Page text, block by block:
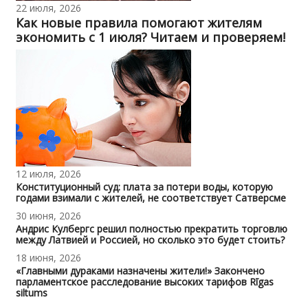
22 июля, 2026
Как новые правила помогают жителям
экономить с 1 июля? Читаем и проверяем!
12 июля, 2026
Конституционный суд: плата за потери воды, которую
годами взимали с жителей, не соответствует Сатверсме
30 июня, 2026
Андрис Кулбергс решил полностью прекратить торговлю
между Латвией и Россией, но сколько это будет стоить?
18 июня, 2026
«Главными дураками назначены жители!» Закончено
парламентское расследование высоких тарифов Rīgas
siltums